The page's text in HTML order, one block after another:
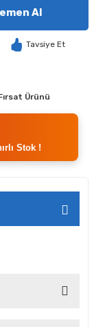
Al
Tavsiye Et
Ürünü
Stok !